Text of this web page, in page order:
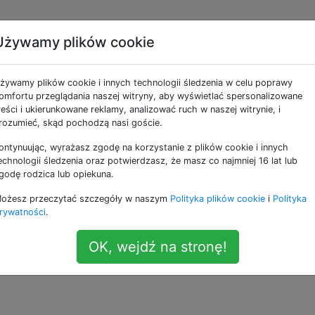
harmonogram
rynku, np.
kiedy Market zaktualizuje moje zainstalowane
późno każdej nocy, w ten sposób nie będę musiał się nimi
telefonu.
autoupdate
plików cookie
plików cookie i innych technologii śledzenia w celu poprawy
przeglądania naszej witryny, aby wyświetlać spersonalizowane
i ukierunkowane reklamy, analizować ruch w naszej witrynie, i
skąd pochodzą nasi goście.
wyrażasz zgodę na korzystanie z plików cookie i innych
śledzenia oraz potwierdzasz, że masz co najmniej 16 lat lub
rodzica lub opiekuna.
przeczytać szczegóły w naszym Polityka plików cookie i Polityka
.
OK, wejdź na stronę!